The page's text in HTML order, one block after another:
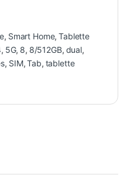
, Smart Home,Tablette
, 5G, 8, 8/512GB, dual,
, SIM,Tab, tablette